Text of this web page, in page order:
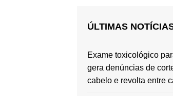
ÚLTIMAS
Exame toxicológico
gera denúncias de
cabelo e revolta entre